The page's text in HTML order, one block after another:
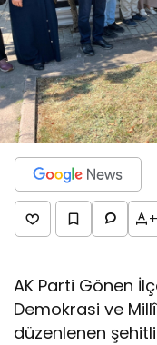
+
AK Parti Gönen
Demokrasi ve
düzenlenen